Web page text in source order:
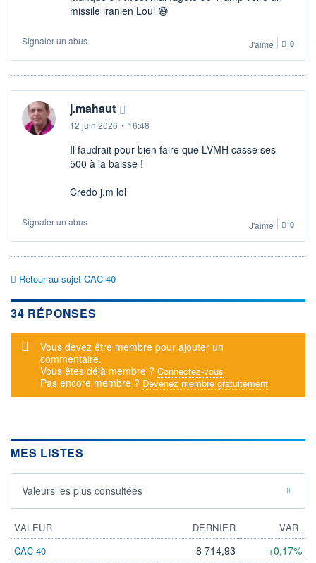
missile iranien Loul 😅
Signaler un abus J'aime 0
j.mahaut
12 juin 2026 • 16:48
Il faudrait pour bien faire que LVMH casse ses
500 à la baisse !
Credo j.m lol
Signaler un abus J'aime 0
Retour au sujet CAC 40
34 RÉPONSES
Message d'alerte
Vous devez être membre pour ajouter un
commentaire.
Vous êtes déjà membre ? Connectez-vous
Pas encore membre ? Devenez membre gratuitement
MES LISTES
Valeurs les plus consultées
VALEUR DERNIER
VAR.
CAC 40
8 714,93 +0,17%